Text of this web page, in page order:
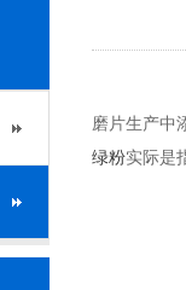
磨片生产中
绿粉实际是